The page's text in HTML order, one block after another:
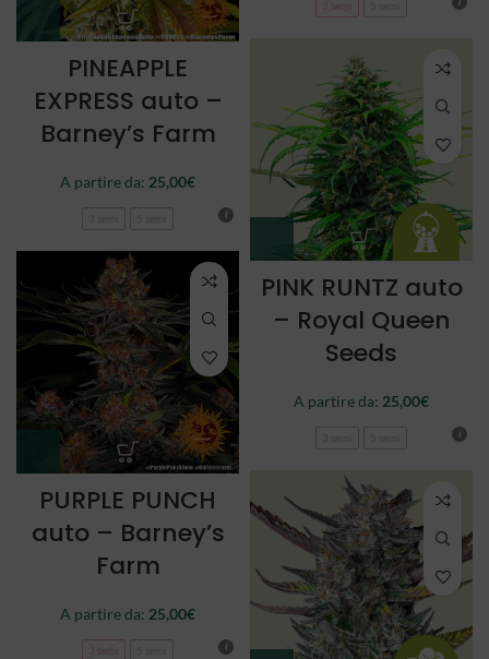
3 semi
PINEAPPLE
EXPRESS auto –
Barney’s Farm
A partire da: 25,00€
PINK RUNTZ auto
– Royal Queen
Seeds
A partire da: 25,00€
PURPLE PUNCH
auto – Barney’s
Farm
A partire da: 25,00€
3 semi